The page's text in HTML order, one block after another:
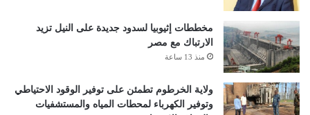
مخططات إثيوبيا لسدود جديدة على النيل تزيد
الارتباك مع مصر
منذ 13 ساعة
ولاية الخرطوم تطمئن على توفير الوقود الاحتياطي
وتوفير الكهرباء لمحطات المياه والمستشفيات